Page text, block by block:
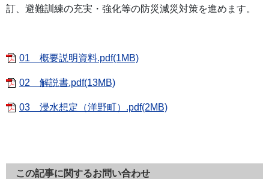
訂、避難訓練の充実・強化等の防災減災対策を進めます。
01 概要説明資料.pdf(1MB)
02 解説書.pdf(13MB)
03 浸水想定（洋野町）.pdf(2MB)
この記事に関するお問い合わせ